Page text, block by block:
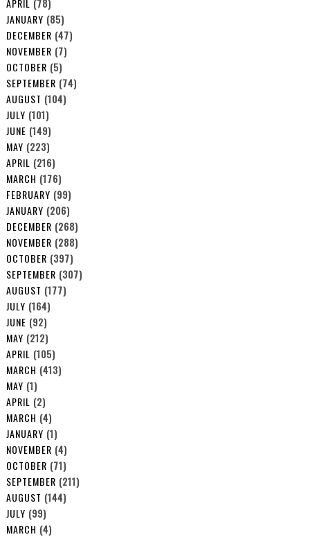
JANUARY (85)
DECEMBER (47)
NOVEMBER (7)
OCTOBER (5)
SEPTEMBER (74)
AUGUST (104)
JULY (101)
JUNE (149)
MAY (223)
APRIL (216)
MARCH (176)
FEBRUARY (99)
JANUARY (206)
DECEMBER (268)
NOVEMBER (288)
OCTOBER (397)
SEPTEMBER (307)
AUGUST (177)
JULY (164)
JUNE (92)
MAY (212)
APRIL (105)
MARCH (413)
MAY (1)
APRIL (2)
MARCH (4)
JANUARY (1)
NOVEMBER (4)
OCTOBER (71)
SEPTEMBER (211)
AUGUST (144)
JULY (99)
MARCH (4)